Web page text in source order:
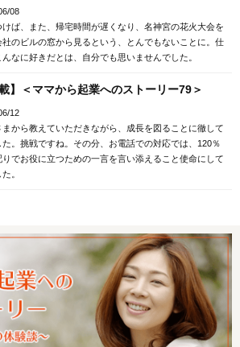
08
けば、また、帰宅時間が遅くなり、名神宮の花火大会を
社のビルの窓から見るという、とんでもないことに。仕
んなに好きだとは、自分でも思いませんでした。
載】＜ママから起業へのストーリー79＞
12
まから教えていただきながら、成長を図ることに徹して
た。挑戦ですね。その分、お電話での対応では、120％
りでお役に立つための一言を言い添えること使命にして
。